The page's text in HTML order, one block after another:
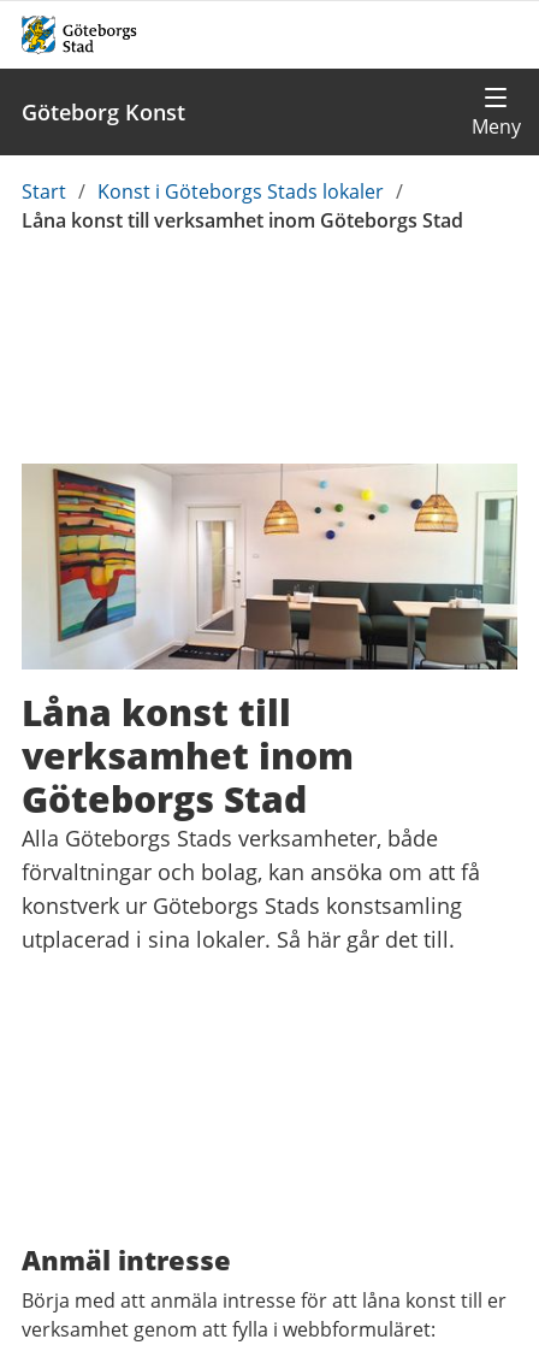
Göteborg Konst
Du
är
Start / Konst i Göteborgs Stads lokaler /
Låna konst till verksamhet inom Göteborgs Stad
Låna konst till
verksamhet inom
Göteborgs Stad
Alla Göteborgs Stads verksamheter, både
förvaltningar och bolag, kan ansöka om att få
konstverk ur Göteborgs Stads konstsamling
utplacerad i sina lokaler. Så här går det till.
Anmäl intresse
Börja med att anmäla intresse för att låna konst till er
verksamhet genom att fylla i webbformuläret: